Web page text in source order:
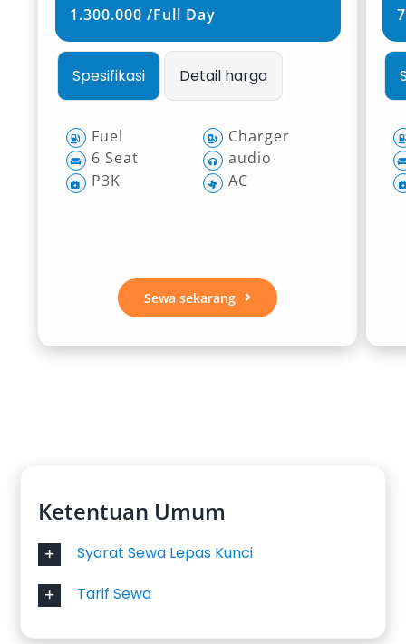
1.300.000 /Full Day
Spesifikasi Detail harga
Fuel
6 Seat
P3K
Charger
audio
AC
Sewa sekarang
Ketentuan Umum
Syarat Sewa Lepas Kunci
Tarif Sewa